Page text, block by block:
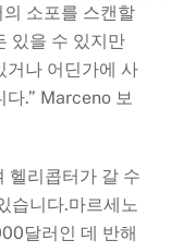
소포를 스캔할
있을 수 있지만
거나 어딘가에 사
.” Marceno 보
헬리콥터가 갈 수
습니다.마르세노
달러인 데 반해